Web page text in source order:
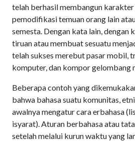
telah berhasil membangun
pemodifikasi temuan orang lain
semesta. Dengan kata lain, dengan
tiruan atau membuat sesuatu
telah sukses merebut pasar mobil,
komputer, dan kompor gelombang
Beberapa contoh yang
bahwa bahasa suatu komunitas,
awalnya mengatur cara erbahasa
isyarat). Aturan berbahasa atau
setelah melalui kurun waktu yang